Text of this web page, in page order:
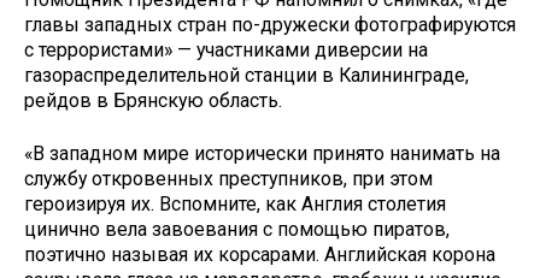
главы западных стран по-дружески фотографируются
с террористами» — участниками диверсии на
газораспределительной станции в Калининграде,
рейдов в Брянскую область.
«В западном мире исторически принято нанимать на
службу откровенных преступников, при этом
героизируя их. Вспомните, как Англия столетия
цинично вела завоевания с помощью пиратов,
поэтично называя их корсарами. Английская корона